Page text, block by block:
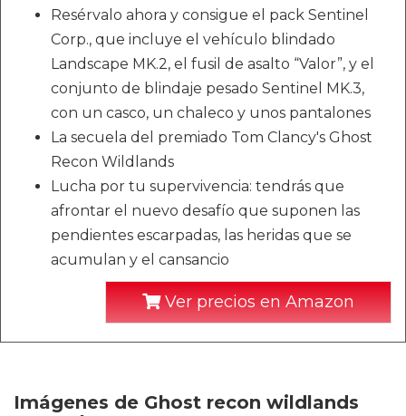
Resérvalo ahora y consigue el pack Sentinel
Corp., que incluye el vehículo blindado
Landscape MK.2, el fusil de asalto “Valor”, y el
conjunto de blindaje pesado Sentinel MK.3,
con un casco, un chaleco y unos pantalones
La secuela del premiado Tom Clancy's Ghost
Recon Wildlands
Lucha por tu supervivencia: tendrás que
afrontar el nuevo desafío que suponen las
pendientes escarpadas, las heridas que se
acumulan y el cansancio
Ver precios en Amazon
Imágenes de Ghost recon wildlands